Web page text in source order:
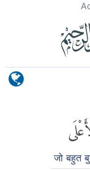
जो बहुत